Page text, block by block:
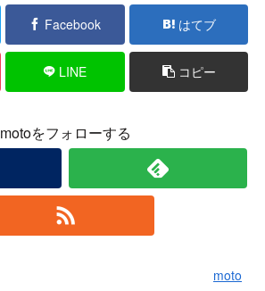
Facebook はてブ
LINE コピー
motoをフォローする
moto